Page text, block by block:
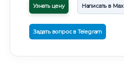
Узнать цену Написать в Max
Задать вопрос в Telegram